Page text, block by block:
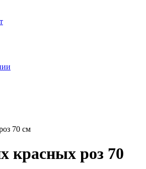
70 см
красных роз 70